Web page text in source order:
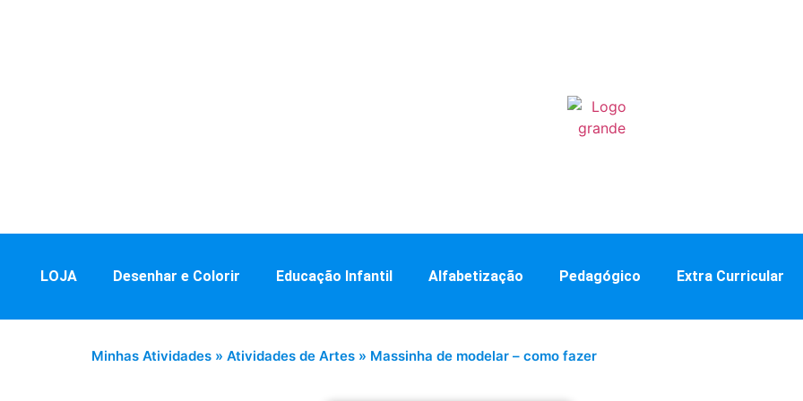
LOJA Desenhar e Colorir Educação Infantil Alfabetização Pedagógico Extra Curricular
Minhas Atividades » Atividades de Artes » Massinha de modelar – como fazer